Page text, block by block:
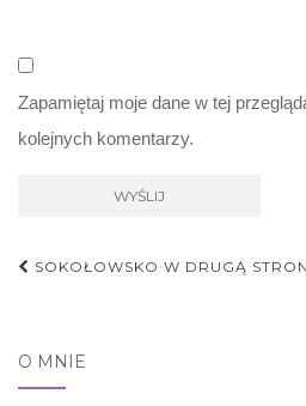
Zapamiętaj moje dane w tej
kolejnych komentarzy.
Nawigacja
SOKOŁOWSKO W DRUGĄ
O MNIE